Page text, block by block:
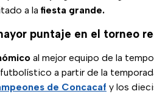
a la fiesta grande.
puntaje en el torneo
al mejor equipo de la
futbolístico a partir de la
de Concacaf y los